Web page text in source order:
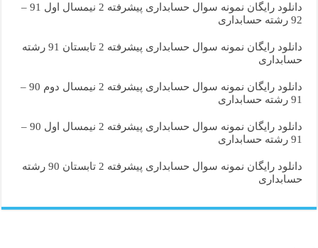
دانلود رایگان نمونه سوال حسابداری پیشرفته 2 نیمسال اول 91 –
92 رشته حسابداری
دانلود رایگان نمونه سوال حسابداری پیشرفته 2 تابستان 91 رشته
حسابداری
دانلود رایگان نمونه سوال حسابداری پیشرفته 2 نیمسال دوم 90 –
91 رشته حسابداری
دانلود رایگان نمونه سوال حسابداری پیشرفته 2 نیمسال اول 90 –
91 رشته حسابداری
دانلود رایگان نمونه سوال حسابداری پیشرفته 2 تابستان 90 رشته
حسابداری